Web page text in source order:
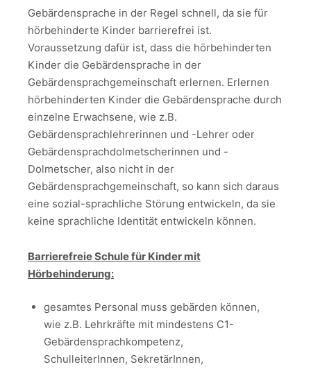
Gebärdensprache in der Regel schnell, da sie für
hörbehinderte Kinder barrierefrei ist.
Voraussetzung dafür ist, dass die hörbehinderten
Kinder die Gebärdensprache in der
Gebärdensprachgemeinschaft erlernen. Erlernen
hörbehinderten Kinder die Gebärdensprache durch
einzelne Erwachsene, wie z.B.
Gebärdensprachlehrerinnen und -Lehrer oder
Gebärdensprachdolmetscherinnen und -
Dolmetscher, also nicht in der
Gebärdensprachgemeinschaft, so kann sich daraus
eine sozial-sprachliche Störung entwickeln, da sie
keine sprachliche Identität entwickeln können.
Barrierefreie Schule für Kinder mit
Hörbehinderung:
gesamtes Personal muss gebärden können,
wie z.B. Lehrkräfte mit mindestens C1-
Gebärdensprachkompetenz,
SchulleiterInnen, SekretärInnen,